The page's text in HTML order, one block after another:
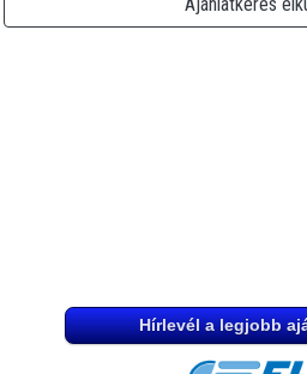
Hírlevél a legjobb